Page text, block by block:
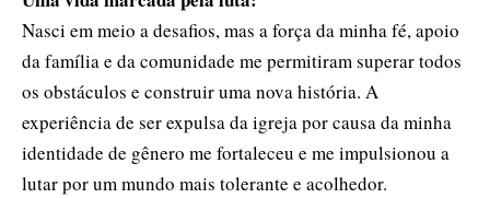
Nasci em meio a desafios, mas a força da minha fé, apoio
da família e da comunidade me permitiram superar todos
os obstáculos e construir uma nova história. A
experiência de ser expulsa da igreja por causa da minha
identidade de gênero me fortaleceu e me impulsionou a
lutar por um mundo mais tolerante e acolhedor.